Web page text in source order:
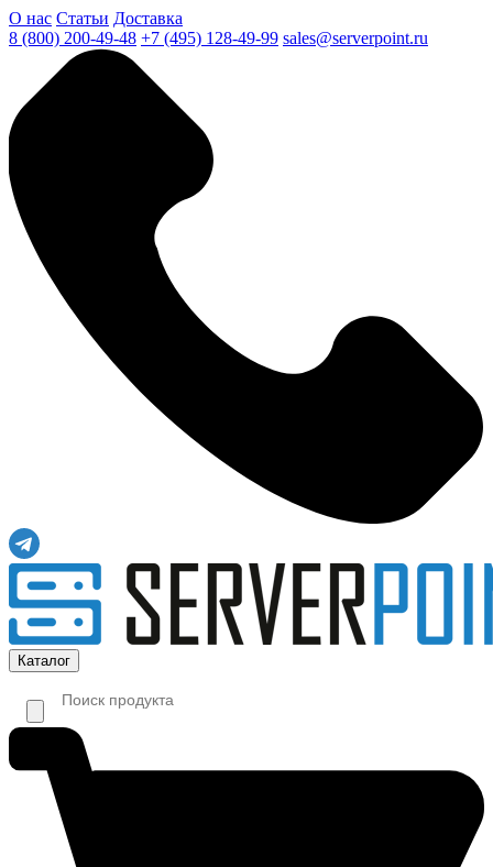
О нас Статьи Доставка
8 (800) 200-49-48 +7 (495) 128-49-99 sales@serverpoint.ru
Каталог